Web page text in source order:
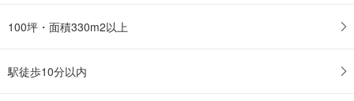
100坪・面積330m2以上
駅徒歩10分以内